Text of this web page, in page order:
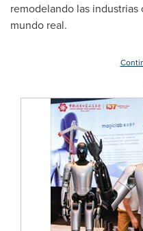
remodelando las
mundo real.